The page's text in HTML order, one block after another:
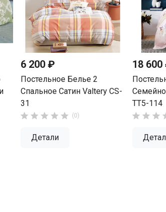
6 200 ₽
Постельное Белье 2
Спальное Сатин Valtery CS-
31
     (0)
Детали
18 600
TT5-114
  